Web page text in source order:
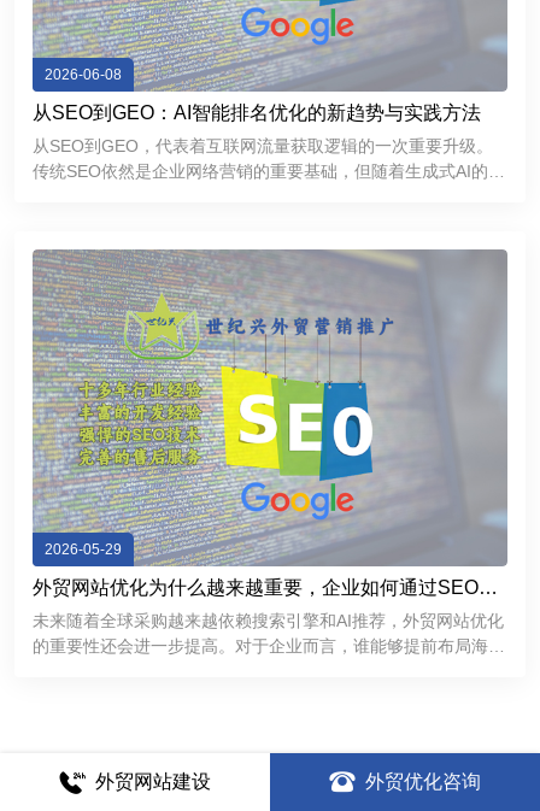
2026-06-08
从SEO到GEO：AI智能排名优化的新趋势与实践方法
从SEO到GEO，代表着互联网流量获取逻辑的一次重要升级。
传统SEO依然是企业网络营销的重要基础，但随着生成式AI的普
2026-05-29
外贸网站优化为什么越来越重要，企业如何通过SEO获
取海外精准客户
未来随着全球采购越来越依赖搜索引擎和AI推荐，外贸网站优化
的重要性还会进一步提高。对于企业而言，谁能够提前布局海外
外贸网站建设 外贸优化咨询